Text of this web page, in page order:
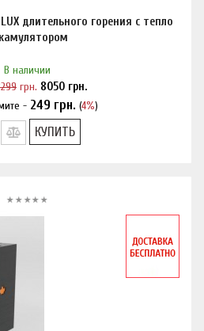
длительного горения с тепло
В наличии
грн. 8050 грн.
- 249 грн. (4%)
дешевле?
КУПИТЬ